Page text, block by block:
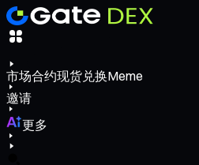
市场合约现货兑换Meme
邀请
更多